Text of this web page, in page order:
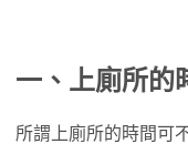
一、上廁所的
所謂上廁所的時間可